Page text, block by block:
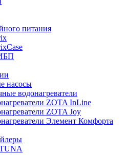
питания
насосы
водонагреватели
ZOTA InLine
ZOTA Joy
Элемент Комфорта